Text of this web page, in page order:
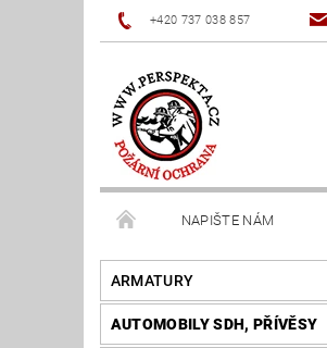
+420 737 038 857
NAPIŠTE NÁM
ARMATURY
AUTOMOBILY SDH, PŘÍVĚSY